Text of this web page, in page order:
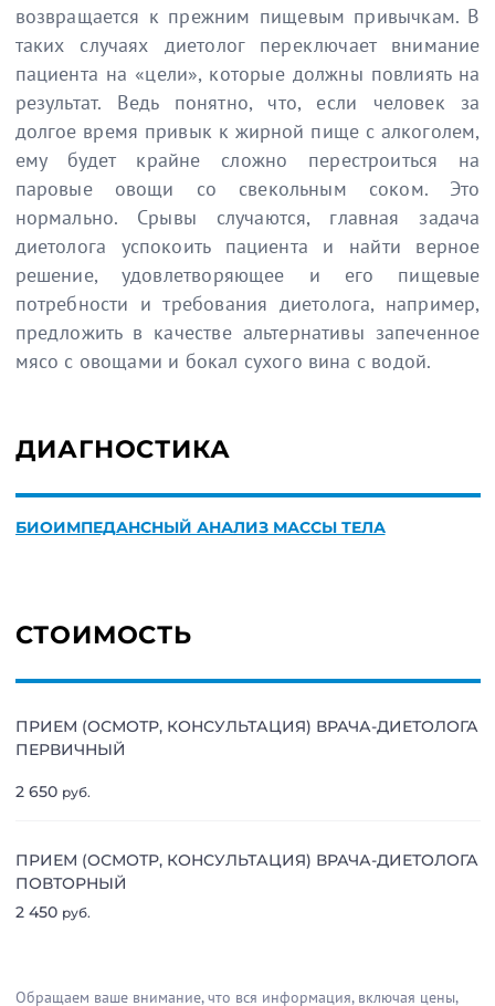
возвращается к прежним пищевым привычкам. В
таких случаях диетолог переключает внимание
пациента на «цели», которые должны повлиять на
результат. Ведь понятно, что, если человек за
долгое время привык к жирной пище с алкоголем,
ему будет крайне сложно перестроиться на
паровые овощи со свекольным соком. Это
нормально. Срывы случаются, главная задача
диетолога успокоить пациента и найти верное
решение, удовлетворяющее и его пищевые
потребности и требования диетолога, например,
предложить в качестве альтернативы запеченное
мясо с овощами и бокал сухого вина с водой.
ДИАГНОСТИКА
БИОИМПЕДАНСНЫЙ АНАЛИЗ МАССЫ ТЕЛА
СТОИМОСТЬ
ПРИЕМ (ОСМОТР, КОНСУЛЬТАЦИЯ) ВРАЧА-ДИЕТОЛОГА
ПЕРВИЧНЫЙ
2 650 руб.
ПРИЕМ (ОСМОТР, КОНСУЛЬТАЦИЯ) ВРАЧА-ДИЕТОЛОГА
ПОВТОРНЫЙ
2 450 руб.
Обращаем ваше внимание, что вся информация, включая цены,